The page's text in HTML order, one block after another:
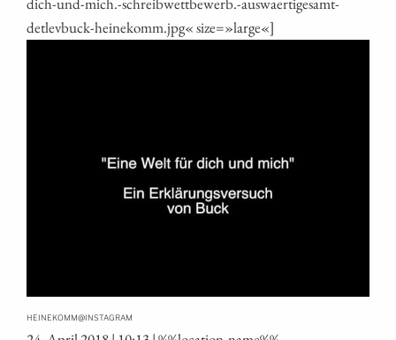
detlevbuck-heinekomm.jpg« size=»large«]
HEINEKOMM@INSTAGRAM